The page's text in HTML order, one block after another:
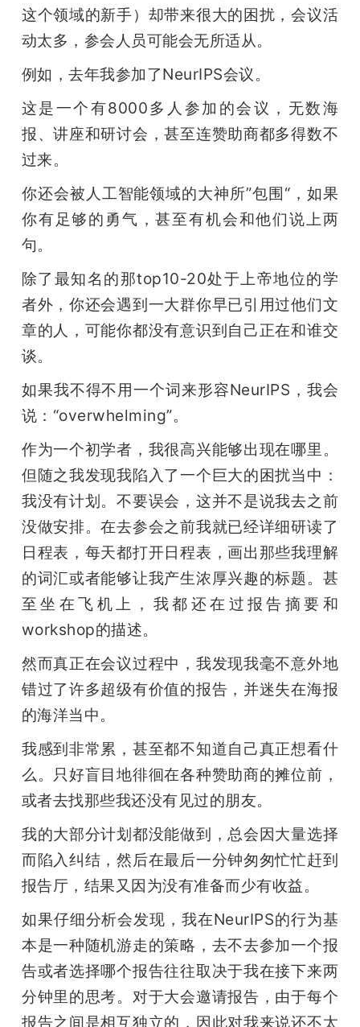
爱
机
这个领域的新手）却带来很大的困扰，会议活
动太多，参会人员可能会无所适从。
例如，去年我参加了NeurIPS会议。
这是一个有8000多人参加的会议，无数海
报、讲座和研讨会，甚至连赞助商都多得数不
过来。
你还会被人工智能领域的大神所”包围“，如果
你有足够的勇气，甚至有机会和他们说上两
句。
除了最知名的那top10-20处于上帝地位的学
者外，你还会遇到一大群你早已引用过他们文
章的人，可能你都没有意识到自己正在和谁交
谈。
如果我不得不用一个词来形容NeurIPS，我会
说：“overwhelming”。
作为一个初学者，我很高兴能够出现在哪里。
但随之我发现我陷入了一个巨大的困扰当中：
我没有计划。不要误会，这并不是说我去之前
没做安排。在去参会之前我就已经详细研读了
日程表，每天都打开日程表，画出那些我理解
的词汇或者能够让我产生浓厚兴趣的标题。甚
至坐在飞机上，我都还在过报告摘要和
workshop的描述。
然而真正在会议过程中，我发现我毫不意外地
错过了许多超级有价值的报告，并迷失在海报
的海洋当中。
我感到非常累，甚至都不知道自己真正想看什
么。只好盲目地徘徊在各种赞助商的摊位前，
或者去找那些我还没有见过的朋友。
我的大部分计划都没能做到，总会因大量选择
而陷入纠结，然后在最后一分钟匆匆忙忙赶到
报告厅，结果又因为没有准备而少有收益。
如果仔细分析会发现，我在NeurIPS的行为基
本是一种随机游走的策略，去不去参加一个报
告或者选择哪个报告往往取决于我在接下来两
分钟里的思考。对于大会邀请报告，由于每个
报告之间是相互独立的，因此对我来说还不太